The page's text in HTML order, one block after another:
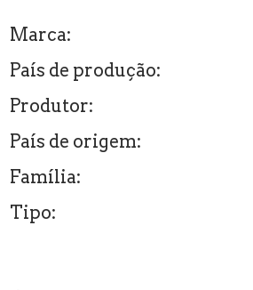
Marca:
País de produção:
Produtor:
País de origem:
Família:
Tipo: